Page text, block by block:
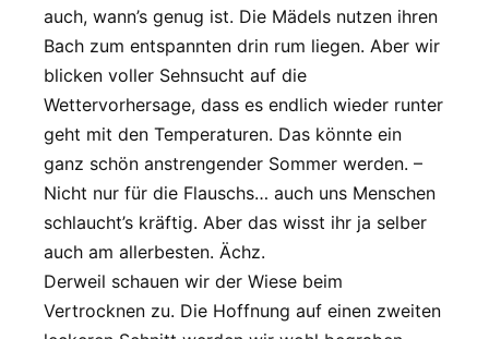
auch, wann’s genug ist. Die Mädels nutzen ihren
Bach zum entspannten drin rum liegen. Aber wir
blicken voller Sehnsucht auf die
Wettervorhersage, dass es endlich wieder runter
geht mit den Temperaturen. Das könnte ein
ganz schön anstrengender Sommer werden. –
Nicht nur für die Flauschs… auch uns Menschen
schlaucht’s kräftig. Aber das wisst ihr ja selber
auch am allerbesten. Ächz.
Derweil schauen wir der Wiese beim
Vertrocknen zu. Die Hoffnung auf einen zweiten